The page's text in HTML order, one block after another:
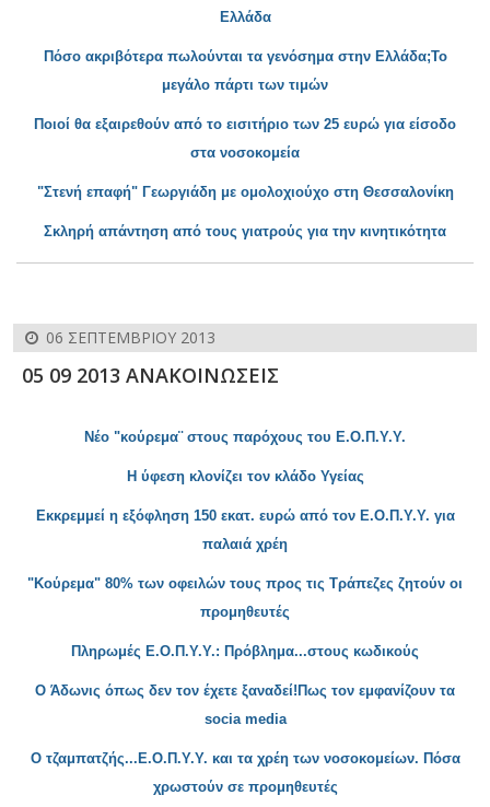
Ελλάδα
Πόσο ακριβότερα πωλούνται τα γενόσημα στην Ελλάδα;Το
μεγάλο πάρτι των τιμών
Ποιοί θα εξαιρεθούν από το εισιτήριο των 25 ευρώ για είσοδο
στα νοσοκομεία
"Στενή επαφή" Γεωργιάδη με ομολοχιούχο στη Θεσσαλονίκη
Σκληρή απάντηση από τους γιατρούς για την κινητικότητα
06 ΣΕΠΤΕΜΒΡΊΟΥ 2013
05 09 2013 ΑΝΑΚΟΙΝΩΣΕΙΣ
Νέο "κούρεμα¨ στους παρόχους του Ε.Ο.Π.Υ.Υ.
Η ύφεση κλονίζει τον κλάδο Υγείας
Εκκρεμμεί η εξόφληση 150 εκατ. ευρώ από τον Ε.Ο.Π.Υ.Υ. για
παλαιά χρέη
"Κούρεμα" 80% των οφειλών τους προς τις Τράπεζες ζητούν οι
προμηθευτές
Πληρωμές Ε.Ο.Π.Υ.Υ.: Πρόβλημα...στους κωδικούς
Ο Άδωνις όπως δεν τον έχετε ξαναδεί!Πως τον εμφανίζουν τα
socia media
Ο τζαμπατζής...Ε.Ο.Π.Υ.Υ. και τα χρέη των νοσοκομείων. Πόσα
χρωστούν σε προμηθευτές